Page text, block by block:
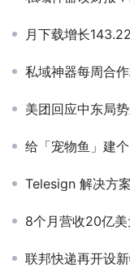
月下载增长143.22%，这
私域神器每周合作精选 No.83｜单
美团回应中东局
给「宠物鱼」建
Telesign 解决方案工程师 杨玉青 确
8个月营收20亿
联邦快递再开设